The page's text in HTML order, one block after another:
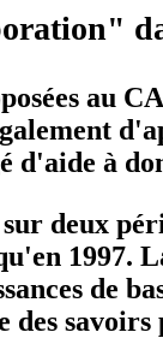
au
à
deux
1997.
de